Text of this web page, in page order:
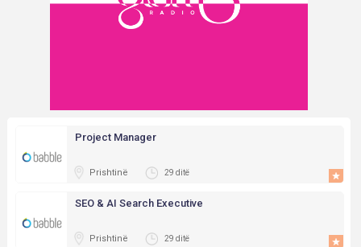
Project Manager
Prishtinë 29 ditë
SEO & AI Search Executive
Prishtinë 29 ditë